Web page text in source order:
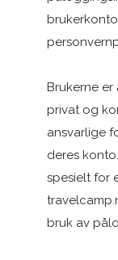
Brukerne
privat og
ansvarlige
deres
spesielt for
bruk av